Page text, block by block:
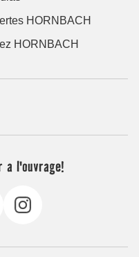
HORNBACH
HORNBACH
a l'ouvrage!